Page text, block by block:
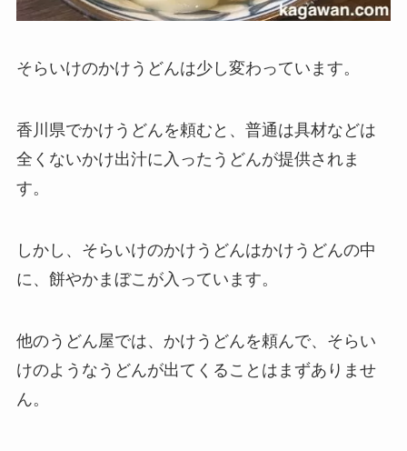
そらいけのかけうどんは少し変わっています。
香川県でかけうどんを頼むと、普通は具材などは
全くないかけ出汁に入ったうどんが提供されま
す。
しかし、そらいけのかけうどんはかけうどんの中
に、餅やかまぼこが入っています。
他のうどん屋では、かけうどんを頼んで、そらい
けのようなうどんが出てくることはまずありませ
ん。